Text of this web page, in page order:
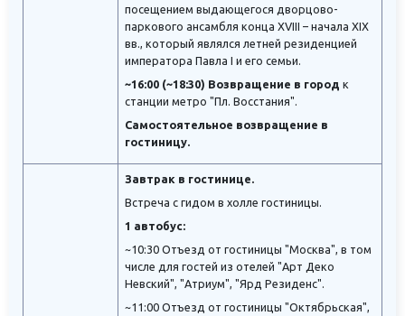
посещением выдающегося дворцово-
паркового ансамбля конца XVIII – начала XIX
вв., который являлся летней резиденцией
императора Павла I и его семьи.
~16:00 (~18:30) Возвращение в город к
станции метро "Пл. Восстания".
Самостоятельное возвращение в
гостиницу.
Завтрак в гостинице.
Встреча с гидом в холле гостиницы.
1 автобус:
~10:30 Отъезд от гостиницы "Москва", в том
числе для гостей из отелей "Арт Деко
Невский", "Атриум", "Ярд Резиденс".
~11:00 Отъезд от гостиницы "Октябрьская",